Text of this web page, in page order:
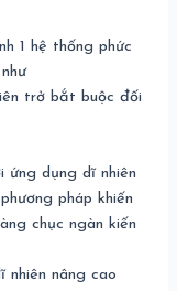
1 hệ thống phức
trở bắt buộc đối
ứng dụng dĩ nhiên
pháp khiến
chục ngàn kiến
nhiên nâng cao